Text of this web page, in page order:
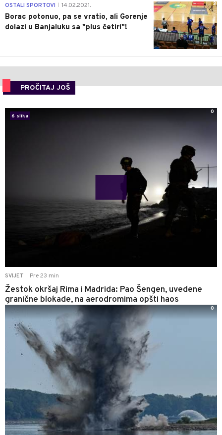
3
OSTALI SPORTOVI 14.02.2021.
Borac potonuo, pa se vratio, ali Gorenje
dolazi u Banjaluku sa "plus četiri"!
PROČITAJ JOŠ
SVIJET Pre 23 min
Žestok okršaj Rima i Madrida: Pao Šengen, uvedene
granične blokade, na aerodromima opšti haos
6 slika
0
0